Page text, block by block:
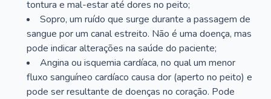
tontura e mal-estar até dores no peito;
Sopro, um ruído que surge durante a passagem de
sangue por um canal estreito. Não é uma doença, mas
pode indicar alterações na saúde do paciente;
Angina ou isquemia cardíaca, no qual um menor
fluxo sanguíneo cardíaco causa dor (aperto no peito) e
pode ser resultante de doenças no coração. Pode